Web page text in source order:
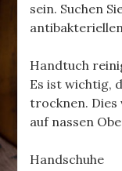
sein. Suchen
Handtuch
Es ist wichtig,
trocknen.
auf nassen
Handschuhe